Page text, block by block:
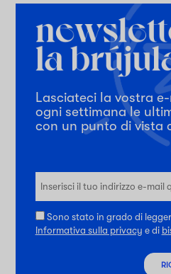
Lasciateci la vostra
ogni settimana le
con un punto di vista
Sono stato in grado di
Informativa sulla privacy e di